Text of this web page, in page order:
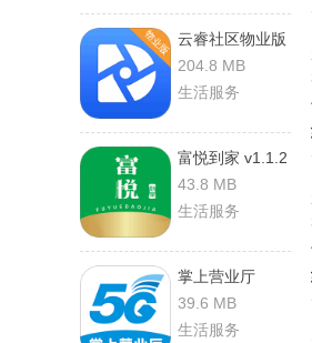
云睿社区物业版
v2.001.0000059
安卓版
204.8 MB
生活服务
富悦到家 v1.1.2
安卓版
43.8 MB
生活服务
掌上营业厅
v2.0.0 安卓版
39.6 MB
生活服务